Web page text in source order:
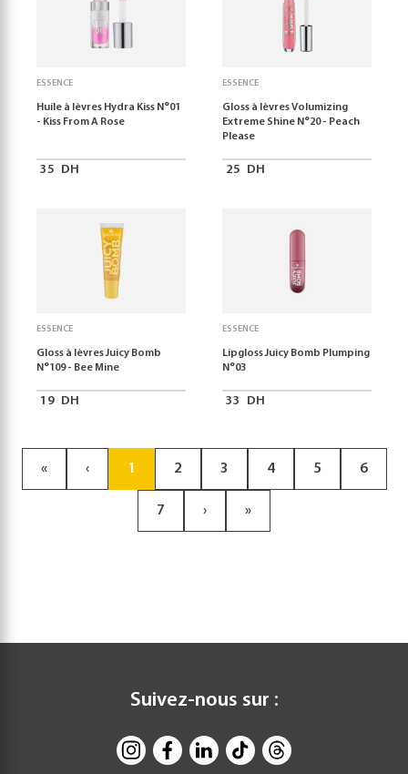
ESSENCE
Huile à lèvres Hydra Kiss N°01
- Kiss From A Rose
35 DH
ESSENCE
Gloss à lèvres Volumizing
Extreme Shine N°20 - Peach
Please
25 DH
ESSENCE
Gloss à lèvres Juicy Bomb
N°109 - Bee Mine
19 DH
ESSENCE
Lipgloss Juicy Bomb Plumping
N°03
33 DH
« ‹ 1 2 3 4 5 6
7 › »
Suivez-nous sur :